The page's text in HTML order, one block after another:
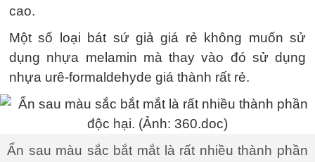
cao.
Một số loại bát sứ giả giá rẻ không muốn sử
dụng nhựa melamin mà thay vào đó sử dụng
nhựa urê-formaldehyde giá thành rất rẻ.
Ẩn sau màu sắc bắt mắt là rất nhiều thành phần